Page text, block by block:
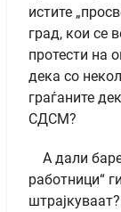
истите
град, кои се
протести на
дека со
граѓаните
СДСМ?
А дали
работници“